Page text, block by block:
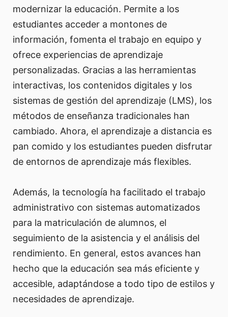
modernizar la educación. Permite a los
estudiantes acceder a montones de
información, fomenta el trabajo en equipo y
ofrece experiencias de aprendizaje
personalizadas. Gracias a las herramientas
interactivas, los contenidos digitales y los
sistemas de gestión del aprendizaje (LMS), los
métodos de enseñanza tradicionales han
cambiado. Ahora, el aprendizaje a distancia es
pan comido y los estudiantes pueden disfrutar
de entornos de aprendizaje más flexibles.
Además, la tecnología ha facilitado el trabajo
administrativo con sistemas automatizados
para la matriculación de alumnos, el
seguimiento de la asistencia y el análisis del
rendimiento. En general, estos avances han
hecho que la educación sea más eficiente y
accesible, adaptándose a todo tipo de estilos y
necesidades de aprendizaje.